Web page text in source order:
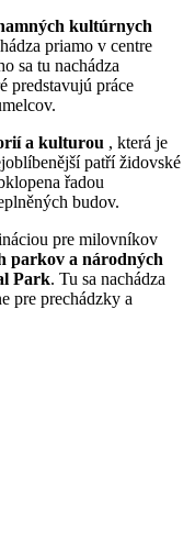
kultúrnych
priamo v centre
sa tu nachádza
predstavujú práce
a kulturou , která je
patří židovské
řadou
budov.
pre milovníkov
parkov a národných
Park. Tu sa nachádza
pre prechádzky a